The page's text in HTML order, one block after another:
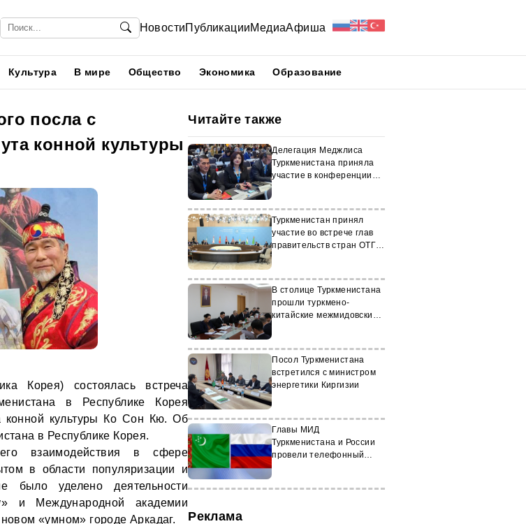
НовостиПубликацииМедиаАфиша
Культура В мире Общество Экономика Образование
посла с
конной культуры
Корея) состоялась встреча
в Республике Корея
конной культуры Ко Сон Кю. Об
в Республике Корея.
взаимодействия в сфере
в области популяризации и
было уделено деятельности
и Международной академии
«умном» городе Аркадаг.
Читайте также
Делегация Меджлиса
Туркменистана приняла
участие в конференции
Туркменистан принял
участие во встрече глав
правительств стран ОТГ в
В столице Туркменистана
прошли туркмено-
китайские межмидовские
Посол Туркменистана
встретился с министром
энергетики Киргизии
Главы МИД
Туркменистана и России
провели телефонный
Реклама